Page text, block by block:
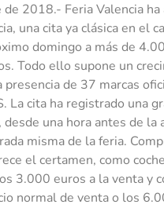
2018.- Feria Valencia
una cita ya clásica en el
domingo a más de
Todo ello supone un
de 37 marcas
La cita ha registrado una
desde una hora antes de
misma de la feria.
el certamen, como
3.000 euros a la venta y
normal de venta o los